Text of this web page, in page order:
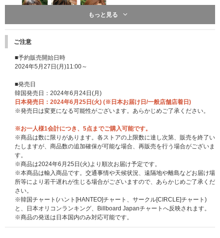
先着特典：抽選特典応募エントリーカード
※CD1枚につき1枚／2形態セット1点につき2枚差し上げます。
※抽選特典の賞品内容、応募詳細につきましては後日発表いたします。
024/6/3 更新）
※特典は先着です。無くなり次第、予告なく終了になります。
発売記念イベント2：発売記念イベント応募エントリーカードコース
イベントの詳細、応募期間は下記よりご確認ください。
https://www.universal-music.co.jp/tws/news/2024-06-02/
※必ず、お届け予定日と応募スケジュールをご自身でご確認の上、ご注文く
ださい。
もっと見る
ご注意
■予約販売開始日時
2024年5月27日(月)11:00～
■発売日
韓国発売日：2024年6月24日(月)
日本発売日：2024年6月25日(火) (※日本お届け日/一般店舗店着日)
※発売日は変更になる可能性がございます。あらかじめご了承ください。
※お一人様1会計につき、5点までご購入可能です。
※商品は数に限りがあります。各ストアの上限数に達し次第、販売を終了い
たしますが、商品数の追加確保が可能な場合、再販売を行う場合がございま
す。
※商品は2024年6月25日(火)より順次お届け予定です。
※本商品は輸入商品です。交通事情や天候状況、遠隔地や離島などお届け場
所等により若干遅れが生じる場合がございますので、あらかじめご了承くだ
さい。
※韓国チャート(ハント[HANTEO]チャート、サークル[CIRCLE]チャート)
と、日本オリコンランキング、Billboard Japanチャートへ反映されます。
※商品の発送は日本国内のみ対応可能です。